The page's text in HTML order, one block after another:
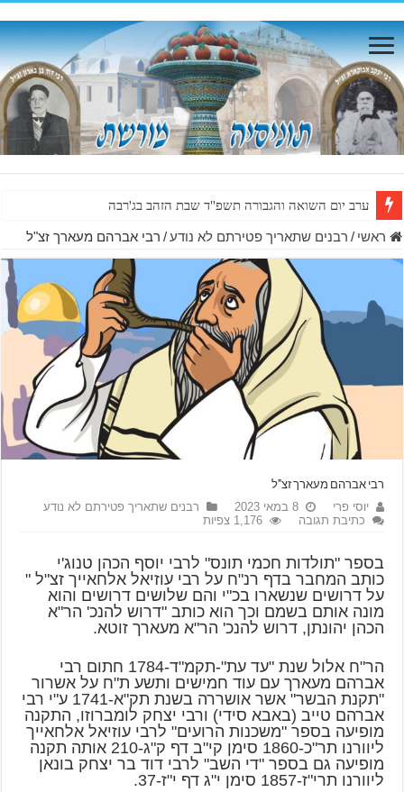
ערב יום השואה והגבורה תשפ"ד שבת הזהב בג'רבה
ראשי / רבנים שתאריך פטירתם לא נודע/ רבי אברהם מעארך זצ"ל
רבי אברהם מעארך זצ"ל
יוסי פרי 8 במאי 2023
רבנים שתאריך פטירתם לא נודע
כתיבת תגובה
1,176 צפיות
בספר "תולדות חכמי תונס" לרבי יוסף הכהן טנוג'י
כותב המחבר בדף רנ"ח על רבי עוזיאל אלחאייך זצ"ל "
על דרושים שנשארו בכ"י והם שלושים דרושים והוא
מונה אותם בשמם וכך הוא כותב "דרוש להנכ' הר"א
הכהן יהונתן, דרוש להנכ' הר"א מעארך זוטא.
הר"ח אלול שנת "עד עת"-תקמ"ד-1784 חתום רבי
אברהם מעארך עם עוד חמישים ותשע ת"ח על אשרור
"תקנת הבשר" אשר אושררה בשנת תק"א-1741 ע"י רבי
אברהם טייב (באבא סידי) ורבי יצחק לומברוזו, התקנה
מופיעה בספר "משכנות הרועים" לרבי עוזיאל אלחאייך
ליוורנו תר"כ-1860 סימן קי"ב דף ק"ג-210 אותה תקנה
מופיעה גם בספר "די השב" לרבי דוד בר יצחק בונאן
ליוורנו תרי"ז-1857 סימן י"ג דף י"ז-37.